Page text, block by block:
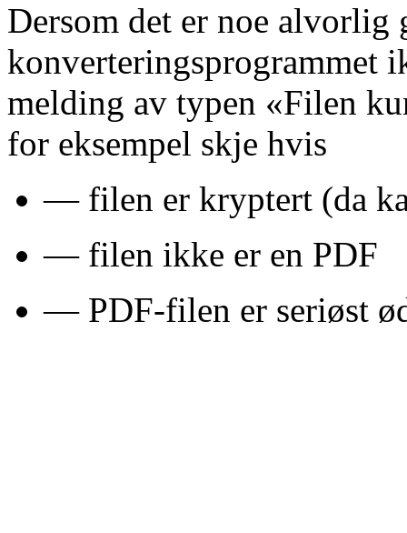
Dersom det er noe
konverteringsprogrammet
melding av typen «Filen
for eksempel skje hvis
— filen er kryptert (da
— filen ikke er en PDF
— PDF-filen er seriøst